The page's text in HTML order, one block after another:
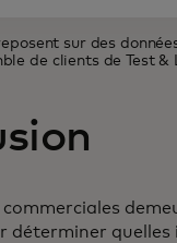
sur des
de clients de Test &
commerciales
déterminer quelles